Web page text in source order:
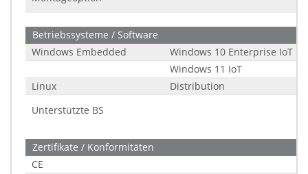
Betriebssysteme / Software
Windows Embedded
Windows 10 Enterprise IoT
Windows 11 IoT
Linux
Distribution
Unterstützte BS
Zertifikate / Konformitäten
CE